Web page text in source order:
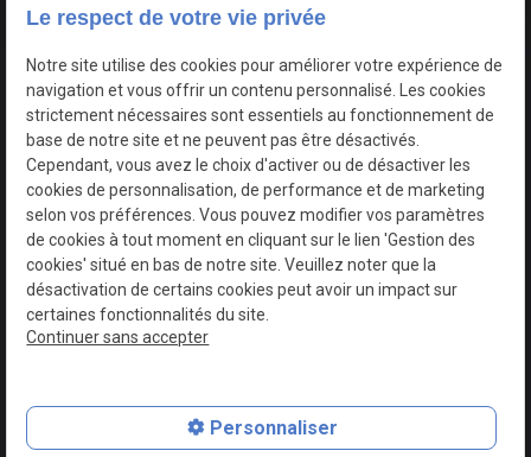
Google Maps Search API est désactivé.
Plan du site
Le respect de votre vie privée
Notre site utilise des cookies pour améliorer votre expérience de
navigation et vous offrir un contenu personnalisé. Les cookies
strictement nécessaires sont essentiels au fonctionnement de
base de notre site et ne peuvent pas être désactivés.
Cependant, vous avez le choix d'activer ou de désactiver les
cookies de personnalisation, de performance et de marketing
selon vos préférences. Vous pouvez modifier vos paramètres
de cookies à tout moment en cliquant sur le lien 'Gestion des
cookies' situé en bas de notre site. Veuillez noter que la
désactivation de certains cookies peut avoir un impact sur
certaines fonctionnalités du site.
Continuer sans accepter
Personnaliser